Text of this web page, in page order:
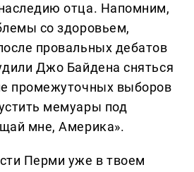
отца. Напомним,
со здоровьем,
провальных дебатов
Джо Байдена сняться
промежуточных выборов
мемуары под
мне, Америка».
Перми уже в твоем